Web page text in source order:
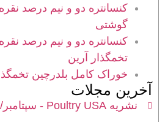
کنسانتره دو و نیم درصد
گوشتی
کنسانتره دو و نیم درصد
تخمگذار آرین
خوراک کامل بلدرچین
آخرین مجلات
نشریه Poultry USA - سپتامبر/اکتبر 2024